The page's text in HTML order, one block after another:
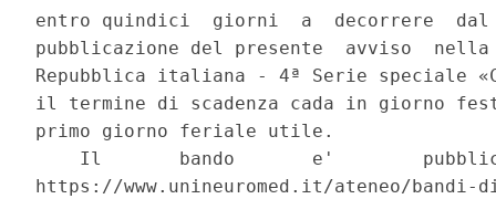
entro quindici  giorni  a  decorrere
pubblicazione del presente  avviso
Repubblica italiana - 4ª Serie speciale
il termine di scadenza cada in giorno
primo giorno feriale utile.
Il       bando       e'
https://www.unineuromed.it/ateneo/bandi-